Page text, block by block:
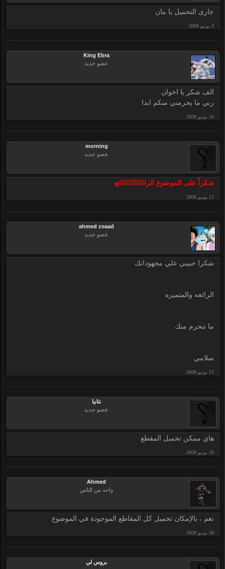
جارى التحميل يا مان
King Ebra
عضو جديد
الف شكر يا اخوان
ربي ما يحرمني منكم ابدا
morning
عضو جديد
شكراً على الموضوع الرااااااااااااائع
ahmed zeaad
عضو جديد
شكرا حبيبي علي مجهوداتك
الرائعه والمتميزه
ما ننحرم منك
سلامي
نتانيا
عضو جديد
هاي ممكن تحميل المقطع
Ahmed
واحد من الناس
نعم ، بالإمكان تحميل كل المقاطع الموجودة في الموضوع
بروس لي